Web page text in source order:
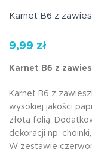
Karnet B6 z
9,99 zł
Karnet B6 z
Karnet B6 z
wysokiej jakości
złotą folią.
dekoracji np.
W zestawie